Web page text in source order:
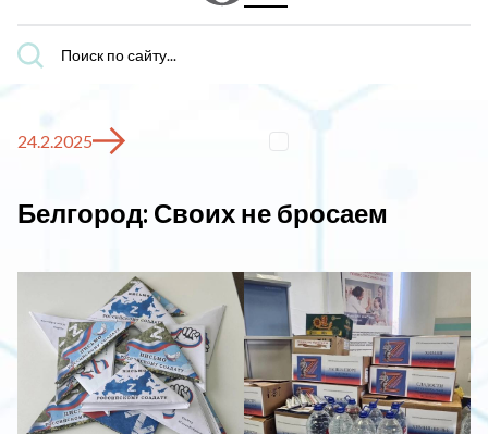
Поиск
по
24.2.2025
Белгород: Своих не бросаем